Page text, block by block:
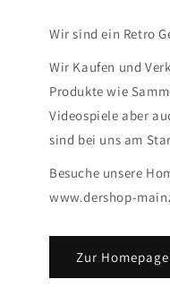
Wir sind ein Retro
Wir Kaufen und
Produkte wie
Videospiele aber
sind bei uns am
Besuche unsere
www.dershop-
Zur Homepage